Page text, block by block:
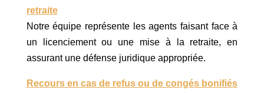
retraite
Notre équipe représente les agents faisant face à
un licenciement ou une mise à la retraite, en
assurant une défense juridique appropriée.
Recours en cas de refus ou de congés bonifiés